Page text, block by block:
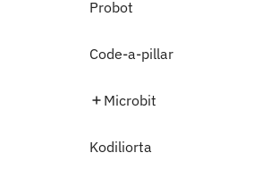
Probot
Code-a-pillar
Microbit
Kodiliorta